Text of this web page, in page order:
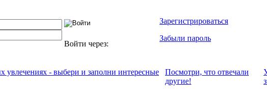
Войти через:
Зарегистрироваться
Забыли пароль
увлечениях - выбери и заполни интересные
Посмотри, что отвeчали
другие!